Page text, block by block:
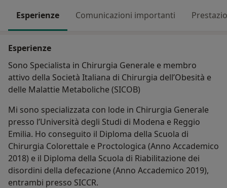
Esperienze Comunicazioni importanti
Esperienze
Sono Specialista in Chirurgia Generale e membro
attivo della Società Italiana di Chirurgia dell’Obesità e
delle Malattie Metaboliche (SICOB)
Mi sono specializzata con lode in Chirurgia Generale
presso l’Università degli Studi di Modena e Reggio
Emilia. Ho conseguito il Diploma della Scuola di
Chirurgia Colorettale e Proctologica (Anno Accademico
2018) e il Diploma della Scuola di Riabilitazione dei
disordini della defecazione (Anno Accademico 2019),
entrambi presso SICCR.